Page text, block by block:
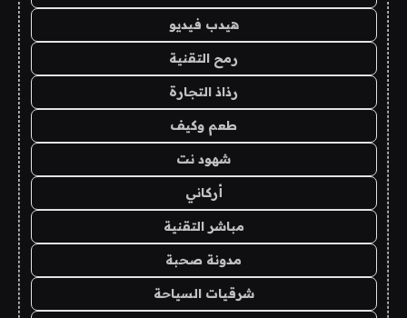
هيدب فيديو
رمح التقنية
رذاذ التجارة
طعم وكيف
شهود نت
أركاني
مباشر التقنية
مدونة صحبة
شرقيات السياحة